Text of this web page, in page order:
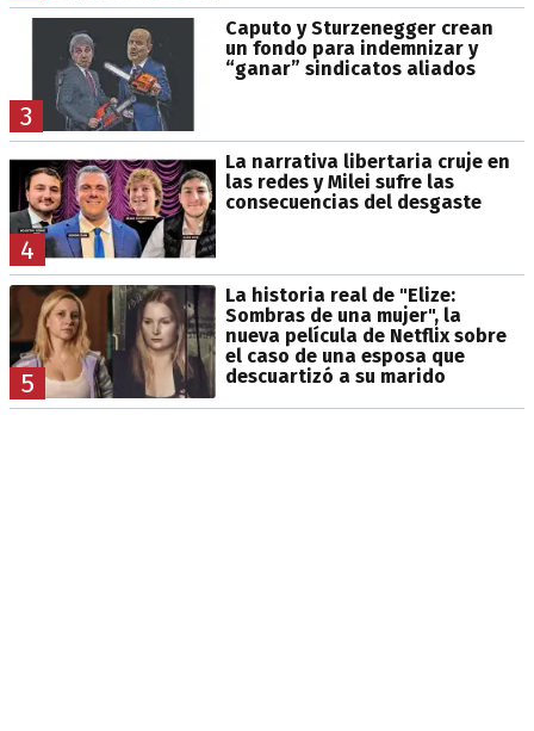
3
Caputo y Sturzenegger crean
un fondo para indemnizar y
“ganar” sindicatos aliados
4
La narrativa libertaria cruje en
las redes y Milei sufre las
consecuencias del desgaste
5
La historia real de "Elize:
Sombras de una mujer", la
nueva película de Netflix sobre
el caso de una esposa que
descuartizó a su marido